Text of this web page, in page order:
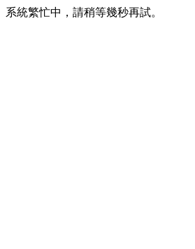
系統繁忙中，請稍等幾秒再試。